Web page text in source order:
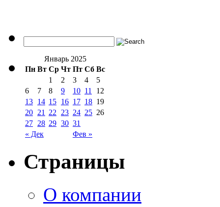
Январь 2025
Пн Вт Ср Чт Пт Сб Вс
« Дек Фев »
1 2 3 4
5
6
7 8 9 10 11
12
13 14 15 16 17 18 19
20 21 22 23 24 25 26
27 28 29 30 31
Страницы
О компании